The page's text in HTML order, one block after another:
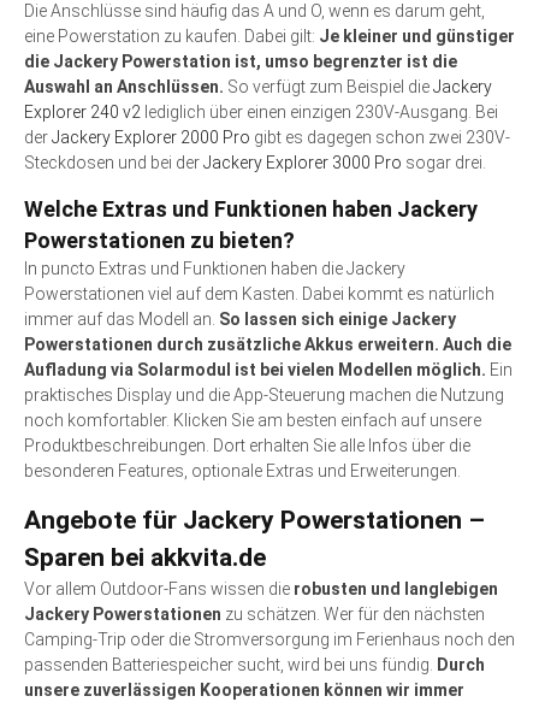
Die Anschlüsse sind häufig das A und O, wenn es darum geht,
eine Powerstation zu kaufen. Dabei gilt: Je kleiner und günstiger
die Jackery Powerstation ist, umso begrenzter ist die
Auswahl an Anschlüssen. So verfügt zum Beispiel dieJackery
Explorer 240 v2 lediglich über einen einzigen 230V-Ausgang. Bei
derJackery Explorer 2000 Pro gibt es dagegen schon zwei 230V-
Steckdosen und bei derJackery Explorer 3000 Pro sogar drei.
Welche Extras und Funktionen haben Jackery
Powerstationen zu bieten?
In puncto Extras und Funktionen haben die Jackery
Powerstationen viel auf dem Kasten. Dabei kommt es natürlich
immer auf das Modell an. So lassen sich einige Jackery
Powerstationen durch zusätzliche Akkus erweitern. Auch die
Aufladung via Solarmodul ist bei vielen Modellen möglich. Ein
praktisches Display und die App-Steuerung machen die Nutzung
noch komfortabler. Klicken Sie am besten einfach auf unsere
Produktbeschreibungen. Dort erhalten Sie alle Infos über die
besonderen Features, optionale Extras und Erweiterungen.
Angebote für Jackery Powerstationen –
Sparen bei akkvita.de
Vor allem Outdoor-Fans wissen die robusten und langlebigen
Jackery Powerstationen zu schätzen. Wer für den nächsten
Camping-Trip oder die Stromversorgung im Ferienhaus noch den
passenden Batteriespeicher sucht, wird bei uns fündig. Durch
unsere zuverlässigen Kooperationen können wir immer